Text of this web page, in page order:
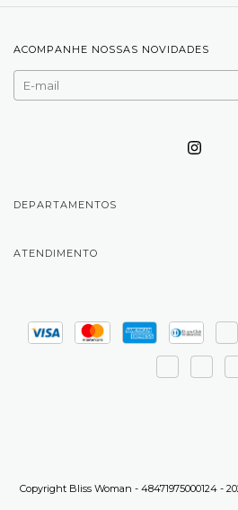
ACOMPANHE NOSSAS NOVIDADES
DEPARTAMENTOS
ATENDIMENTO
Copyright Bliss Woman - 48471975000124 -